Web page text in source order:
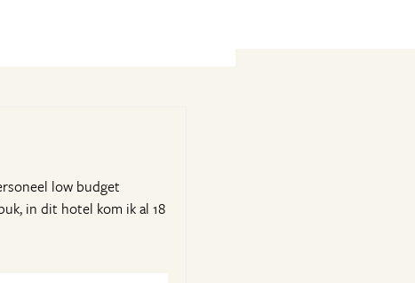
low budget
in dit hotel kom ik al 18